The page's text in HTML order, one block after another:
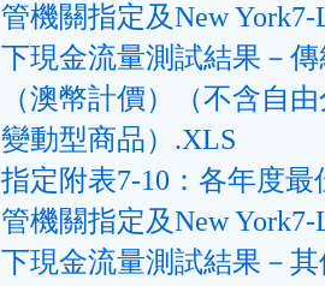
管機關指定及New
下現金流量測試結果－
（澳幣計價）（不含自
變動型商品）.XLS
指定附表7-10：各年度最
管機關指定及New
下現金流量測試結果－